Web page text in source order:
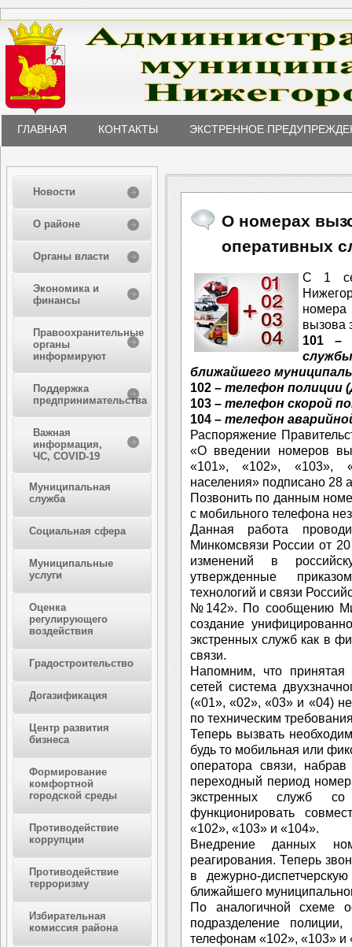
ГЛАВНАЯ КОНТАКТЫ ЭКСТРЕННОЕ
Новости
О районе
Органы власти
Экономика и
финансы
Правоохранительные
органы
информируют
Поддержка
предпринимательства
Важная
информация,
ЧС, COVID-19
Муниципальная
служба
Социальная сфера
Муниципальные
услуги
Оценка
регулирующего
воздействия
Градостроительство
Догазификация
Центр развития
бизнеса
Формирование
комфортной
городской среды
Противодействие
коррупции
Противодействие
терроризму
Избирательная
комиссия района
О номерах
оперативных
С 1
вызова
101
ближайшего
102 – телефон полиции
103 – телефон скорой
104 – телефон
Распоряжение
«О введении номеров
«101», «102», «103»,
населения» подписано 28
Позвонить по данным
с мобильного телефона
Данная работа
Минкомсвязи России от
изменений в
утвержденные
технологий и связи
№142». По сообщению
создание
экстренных служб как в
связи.
Напомним, что
сетей система
(«01», «02», «03» и «04)
по техническим
Теперь вызвать
будь то мобильная или
оператора связи,
переходный период
экстренных служб со
функционировать
«102», «103» и «104».
Внедрение данных
реагирования. Теперь
в дежурно-
ближайшего
По аналогичной схеме
подразделение
телефонам «102», «103» и